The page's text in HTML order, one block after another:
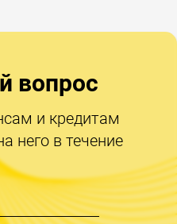
вопрос
и кредитам
него в течение